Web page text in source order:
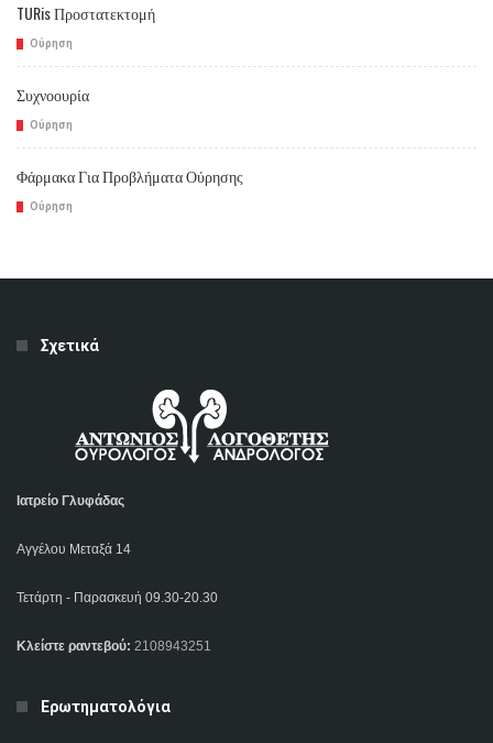
TURis Προστατεκτομή
Ούρηση
Συχνοουρία
Ούρηση
Φάρμακα Για Προβλήματα Ούρησης
Ούρηση
Σχετικά
Ιατρείο Γλυφάδας
Αγγέλου Μεταξά 14
Τετάρτη - Παρασκευή 09.30-20.30
Κλείστε ραντεβού: 2108943251
Ερωτηματολόγια